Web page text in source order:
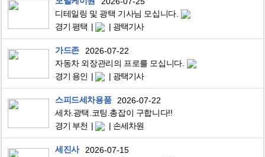
디테일링 및 광택 기사님 모십니다.
경기 평택
광택기사
가드존
2026-07-22
자동차 외장관리의 프로를 모십니다.
경기 용인
광택기사
스피드세차용품
2026-07-22
세차.광택.코팅.총잡이 구합니다!!
경기 부천
손세차원
세진사
2026-07-15